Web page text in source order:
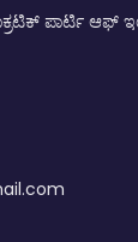
ಪಾರ್ಟಿ ಆಫ್